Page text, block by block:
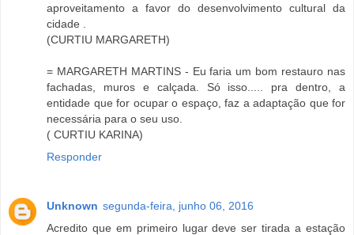
aproveitamento a favor do desenvolvimento cultural da
cidade .
(CURTIU MARGARETH)
= MARGARETH MARTINS - Eu faria um bom restauro nas
fachadas, muros e calçada. Só isso..... pra dentro, a
entidade que for ocupar o espaço, faz a adaptação que for
necessária para o seu uso.
( CURTIU KARINA)
Responder
Unknown segunda-feira, junho 06, 2016
Acredito que em primeiro lugar deve ser tirada a estação